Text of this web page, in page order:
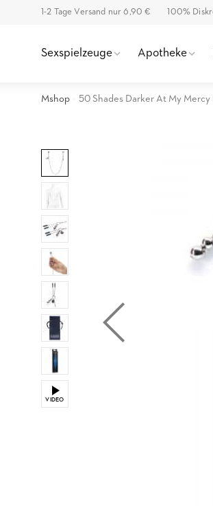
1-2 Tage Versand nur 6,90 € 100%
Sexspielzeuge Apotheke
Mshop 50 Shades Darker At My Mercy
VIDEO